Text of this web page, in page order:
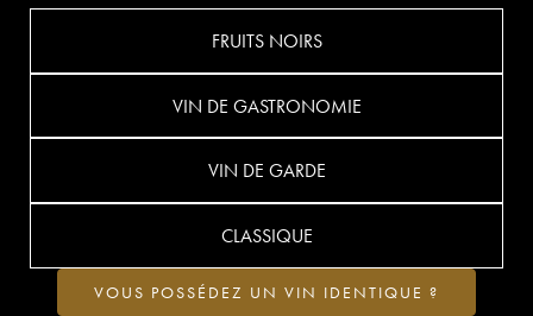
FRUITS NOIRS
VIN DE GASTRONOMIE
VIN DE GARDE
CLASSIQUE
VOUS POSSÉDEZ UN VIN IDENTIQUE ?